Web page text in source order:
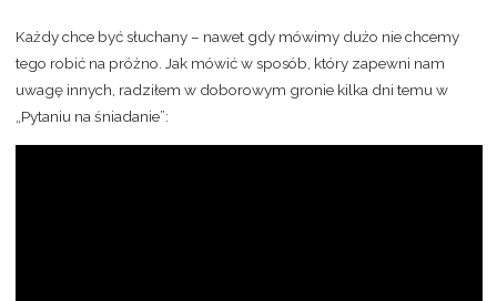
Każdy chce być słuchany – nawet gdy mówimy dużo nie chcemy
tego robić na próżno. Jak mówić w sposób, który zapewni nam
uwagę innych, radziłem w doborowym gronie kilka dni temu w
„Pytaniu na śniadanie”: